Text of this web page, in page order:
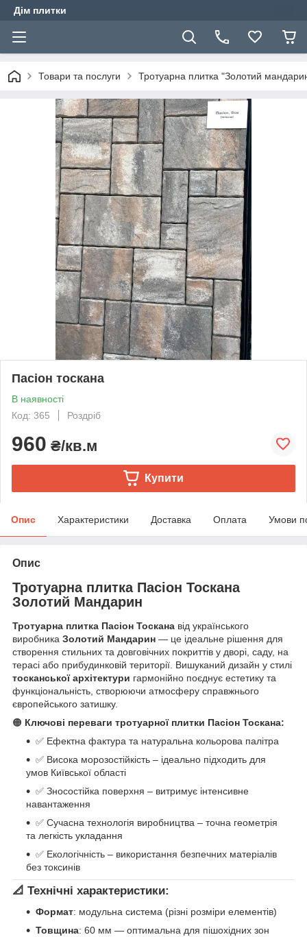
Дім плитки
Товари та послуги Тротуарна плитка "Золотий
Пасіон тоскана
В наявності
Код: 365
Роздріб
960 ₴/кв.м
Купити
Опис Характеристики Доставка Оплата Умови
Опис
Тротуарна плитка Пасіон Тоскана
Золотий Мандарин
Тротуарна плитка Пасіон Тоскана від українського
виробника Золотий Мандарин — це ідеальне рішення для
створення стильних та довговічних покриттів у дворі, саду, на
терасі або прибудинковій території. Вишуканий дизайн у стилі
тосканської архітектури гармонійно поєднує естетику та
функціональність, створюючи атмосферу справжнього
європейського затишку.
🟠 Ключові переваги тротуарної плитки Пасіон Тоскана:
✅ Ефектна фактура та натуральна кольорова палітра
✅ Висока морозостійкість – ідеально підходить для
умов Київської області
✅ Зносостійка поверхня – витримує інтенсивне
навантаження
✅ Сучасна технологія виробництва – точна геометрія
та легкість укладання
✅ Екологічність – використання безпечних матеріалів
без токсинів
📐 Технічні характеристики:
Формат: модульна система (різні розміри елементів)
Товщина: 60 мм — оптимальна для пішохідних зон